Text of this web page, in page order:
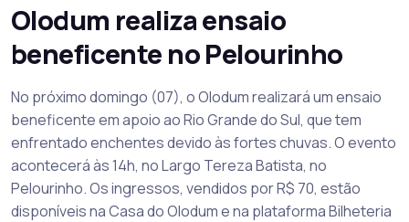
Olodum realiza ensaio
beneficente no Pelourinho
No próximo domingo (07), o Olodum realizará um ensaio
beneficente em apoio ao Rio Grande do Sul, que tem
enfrentado enchentes devido às fortes chuvas. O evento
acontecerá às 14h, no Largo Tereza Batista, no
Pelourinho. Os ingressos, vendidos por R$ 70, estão
disponíveis na Casa do Olodum e na plataforma Bilheteria